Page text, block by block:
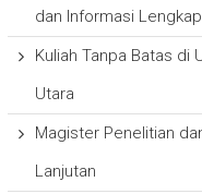
dan Informasi Lengkap
Kuliah Tanpa Batas di
Utara
Magister Penelitian
Lanjutan